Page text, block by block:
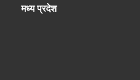
मध्य प्रदेश